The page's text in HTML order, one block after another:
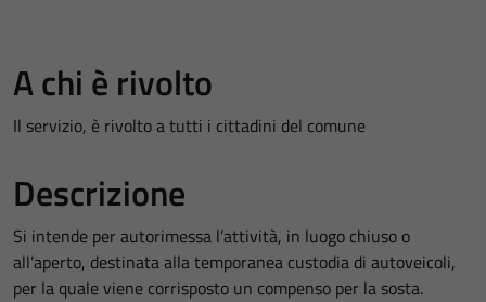
A chi è rivolto
Il servizio, è rivolto a tutti i cittadini del comune
Descrizione
Si intende per autorimessa l’attività, in luogo chiuso o
all’aperto, destinata alla temporanea custodia di autoveicoli,
per la quale viene corrisposto un compenso per la sosta.